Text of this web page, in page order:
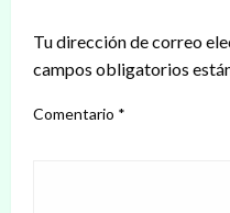
Tu dirección de correo
campos obligatorios
Comentario *